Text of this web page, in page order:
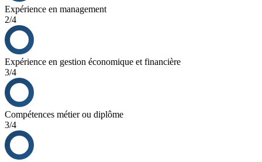
Expérience en management
2/4
Expérience en gestion économique et financière
3/4
Compétences métier ou diplôme
3/4